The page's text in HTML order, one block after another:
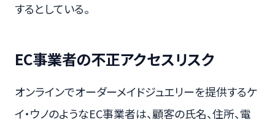
するとしている。
EC事業者の不正アクセスリスク
オンラインでオーダーメイドジュエリーを提供するケ
イ・ウノのようなEC事業者は、顧客の氏名、住所、電